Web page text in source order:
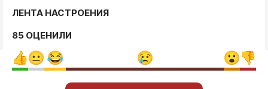
ЛЕНТА НАСТРОЕНИЯ
85 ОЦЕНИЛИ